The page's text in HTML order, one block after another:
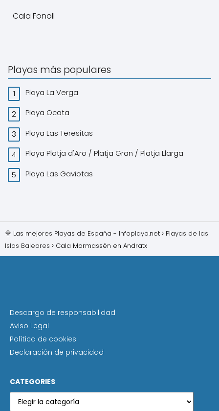
Cala Fonoll
Playas más populares
Playa La Verga
Playa Ocata
Playa Las Teresitas
Playa Platja d'Aro / Platja Gran / Platja Llarga
Playa Las Gaviotas
🌞 Las mejores Playas de España - Infoplaya.net
Playas de las
Islas Baleares
Cala Marmassén en Andratx
Descargo de responsabilidad
Aviso Legal
Política de cookies
Declaración de privacidad
CATEGORIES